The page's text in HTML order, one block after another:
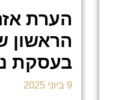
הערת
הראשון
בעסקת
9 ביוני 2025